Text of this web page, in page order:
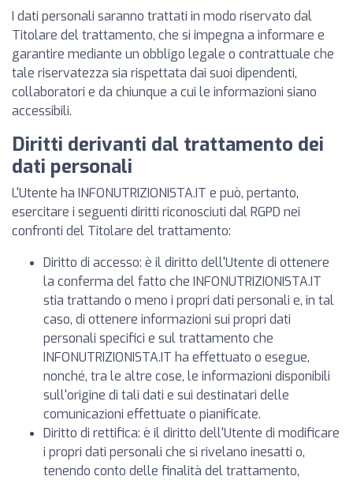
I dati personali saranno trattati in modo riservato dal
Titolare del trattamento, che si impegna a informare e
garantire mediante un obbligo legale o contrattuale che
tale riservatezza sia rispettata dai suoi dipendenti,
collaboratori e da chiunque a cui le informazioni siano
accessibili.
Diritti derivanti dal trattamento dei
dati personali
L'Utente ha INFONUTRIZIONISTA.IT e può, pertanto,
esercitare i seguenti diritti riconosciuti dal RGPD nei
confronti del Titolare del trattamento:
Diritto di accesso: è il diritto dell'Utente di ottenere
la conferma del fatto che INFONUTRIZIONISTA.IT
stia trattando o meno i propri dati personali e, in tal
caso, di ottenere informazioni sui propri dati
personali specifici e sul trattamento che
INFONUTRIZIONISTA.IT ha effettuato o esegue,
nonché, tra le altre cose, le informazioni disponibili
sull'origine di tali dati e sui destinatari delle
comunicazioni effettuate o pianificate.
Diritto di rettifica: è il diritto dell'Utente di modificare
i propri dati personali che si rivelano inesatti o,
tenendo conto delle finalità del trattamento,